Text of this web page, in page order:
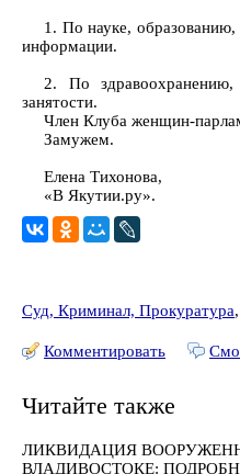
1. По науке, образованию,
информации.
2. По
занятости.
Член Клуба женщин-
Замужем.
Елена Тихонова,
«В Якутии.ру».
Суд, Криминал, Прокуратура,
Комментировать
Читайте также
ЛИКВИДАЦИЯ
ВЛАДИВОСТОКЕ: